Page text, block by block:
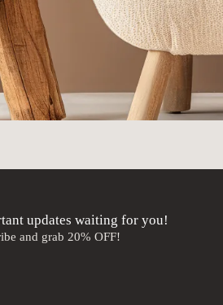
updates waiting for you!​
and grab 20% OFF!​